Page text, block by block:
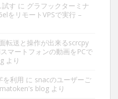
試す に グラフックターミナ
をリモートVPSで実行 –
転送と操作が出来るscrcpy
マートフォンの動画をPCで
より
を利用 に snacのユーザーご
blog より